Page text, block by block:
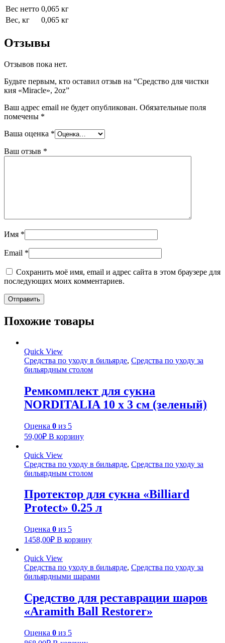
Вес нетто 0,065 кг
Вес, кг
0,065 кг
Отзывы
Отзывов пока нет.
Будьте первым, кто оставил отзыв на “Средство для чистки
кия «Miracle», 2oz”
Ваш адрес email не будет опубликован. Обязательные поля
помечены *
Ваша оценка *
Ваш отзыв *
Имя *
Email *
Сохранить моё имя, email и адрес сайта в этом браузере для
последующих моих комментариев.
Похожие товары
Quick View
Средства по уходу в бильярде, Средства по уходу за
бильярдным столом
Ремкомплект для сукна
NORDITALIA 10 х 3 см (зеленый)
Оценка 0 из 5
59,00₽ В корзину
Quick View
Средства по уходу в бильярде, Средства по уходу за
бильярдным столом
Протектор для сукна «Billiard
Protect» 0.25 л
Оценка 0 из 5
1458,00₽ В корзину
Quick View
Средства по уходу в бильярде, Средства по уходу за
бильярдными шарами
Средство для реставрации шаров
«Aramith Ball Restorer»
Оценка 0 из 5